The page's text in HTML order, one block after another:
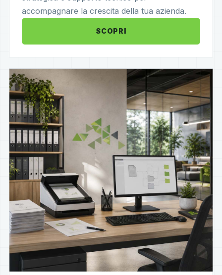
accompagnare la crescita della tua azienda.
SCOPRI